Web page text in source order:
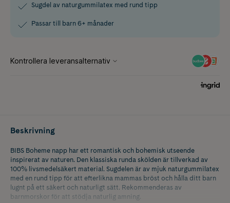
Sugdel av naturgummilatex med rund tipp
Passar till barn 6+ månader
Beskrivning
BIBS Boheme napp har ett romantisk och bohemisk utseende
inspirerat av naturen. Den klassiska runda skölden är tillverkad av
100% livsmedelsäkert material. Sugdelen är av mjuk naturgummilatex
med en rund tipp för att efterlikna mammas bröst och hålla ditt barn
lugnt på ett säkert och naturligt sätt. Rekommenderas av
barnmorskor för att stödja naturlig amning.